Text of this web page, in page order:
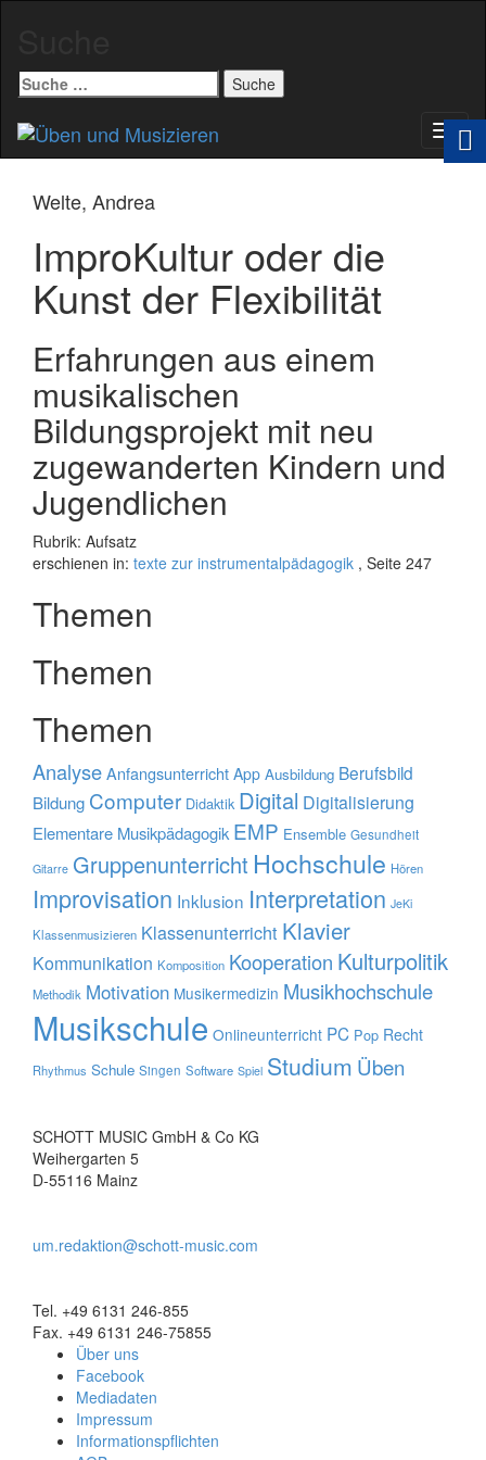
Suche
nach:
Welte, Andrea
ImproKultur oder die
Kunst der Flexibilität
Erfahrungen aus einem
musikalischen
Bildungsprojekt mit neu
zugewanderten Kindern und
Jugendlichen
Rubrik: Aufsatz
erschienen in: texte zur instrumentalpädagogik , Seite 247
Themen
Themen
Themen
AnalyseAnfangsunterricht App Ausbildung Berufsbild
Bildung Computer Didaktik Digital Digitalisierung
Elementare Musikpädagogik EMP Ensemble Gesundheit
Gitarre Gruppenunterricht Hochschule Hören
Improvisation Inklusion Interpretation JeKi
Klassenmusizieren Klassenunterricht Klavier
Kommunikation Komposition Kooperation Kulturpolitik
Methodik Motivation Musikermedizin Musikhochschule
Musikschule Onlineunterricht PC Pop Recht
Rhythmus Schule Singen Software Spiel Studium Üben
SCHOTT MUSIC GmbH & Co KG
Weihergarten 5
D-55116 Mainz
um.redaktion@schott-music.com
Tel. +49 6131 246-855
Fax. +49 6131 246-75855
Über uns
Facebook
Mediadaten
Impressum
Informationspflichten